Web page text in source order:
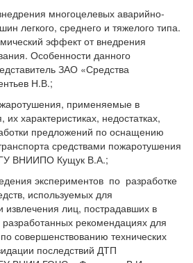
многоцелевых аварийно-
легкого, среднего и тяжелого типа.
эффект от внедрения
Особенности данного
ЗАО «Средства
Н.В.;
применяемые в
характеристиках, недостатках,
предложений по оснащению
средствами пожаротушения
ВНИИПО Кущук В.А.;
экспериментов по разработке
используемых для
извлечения лиц, пострадавших в
разработанных рекомендациях для
технических
последствий ДТП